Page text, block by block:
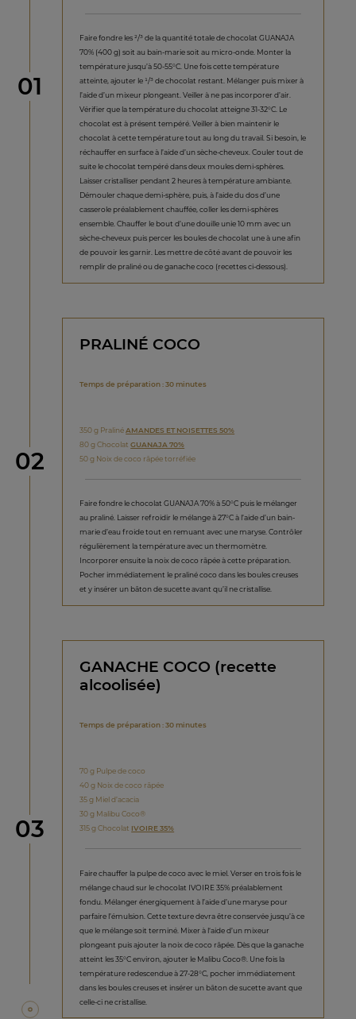
étape
01
Faire fondre les ²/³ de la quantité totale de chocolat GUANAJA
70% (400 g) soit au bain-marie soit au micro-onde. Monter la
température jusqu’à 50-55°C. Une fois cette température
atteinte, ajouter le ¹/³ de chocolat restant. Mélanger puis mixer à
l’aide d’un mixeur plongeant. Veiller à ne pas incorporer d’air.
Vérifier que la température du chocolat atteigne 31-32°C. Le
chocolat est à présent tempéré. Veiller à bien maintenir le
chocolat à cette température tout au long du travail. Si besoin, le
réchauffer en surface à l’aide d’un sèche-cheveux. Couler tout de
suite le chocolat tempéré dans deux moules demi-sphères.
Laisser cristalliser pendant 2 heures à température ambiante.
Démouler chaque demi-sphère, puis, à l’aide du dos d’une
casserole préalablement chauffée, coller les demi-sphères
ensemble. Chauffer le bout d’une douille unie 10 mm avec un
sèche-cheveux puis percer les boules de chocolat une à une afin
de pouvoir les garnir. Les mettre de côté avant de pouvoir les
remplir de praliné ou de ganache coco (recettes ci-dessous).
étape
02
PRALINÉ COCO
Temps de préparation : 30 minutes
350 g PralinéAMANDES ET NOISETTES 50%
80 g ChocolatGUANAJA 70%
50 g Noix de coco râpée torréfiée
Faire fondre le chocolat GUANAJA 70% à 50°C puis le mélanger
au praliné. Laisser refroidir le mélange à 27°C à l’aide d’un bain-
marie d’eau froide tout en remuant avec une maryse. Contrôler
régulièrement la température avec un thermomètre.
Incorporer ensuite la noix de coco râpée à cette préparation.
Pocher immédiatement le praliné coco dans les boules creuses
et y insérer un bâton de sucette avant qu’il ne cristallise.
étape
03
GANACHE COCO (recette
alcoolisée)
Temps de préparation : 30 minutes
70 g Pulpe de coco
40 g Noix de coco râpée
35 g Miel d’acacia
30 g Malibu Coco®
315 g Chocolat IVOIRE 35%
Faire chauffer la pulpe de coco avec le miel. Verser en trois fois le
mélange chaud sur le chocolat IVOIRE 35% préalablement
fondu. Mélanger énergiquement à l’aide d’une maryse pour
parfaire l’émulsion. Cette texture devra être conservée jusqu’à ce
que le mélange soit terminé. Mixer à l‘aide d’un mixeur
plongeant puis ajouter la noix de coco râpée. Dès que la ganache
atteint les 35°C environ, ajouter le Malibu Coco®. Une fois la
température redescendue à 27-28°C, pocher immédiatement
dans les boules creuses et insérer un bâton de sucette avant que
celle-ci ne cristallise.